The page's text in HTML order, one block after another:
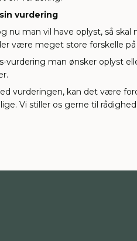
vurdering
nu man vil have oplyst, så
være meget store forskelle
vurdering man ønsker oplyst
vurderingen, kan det være
Vi stiller os gerne til